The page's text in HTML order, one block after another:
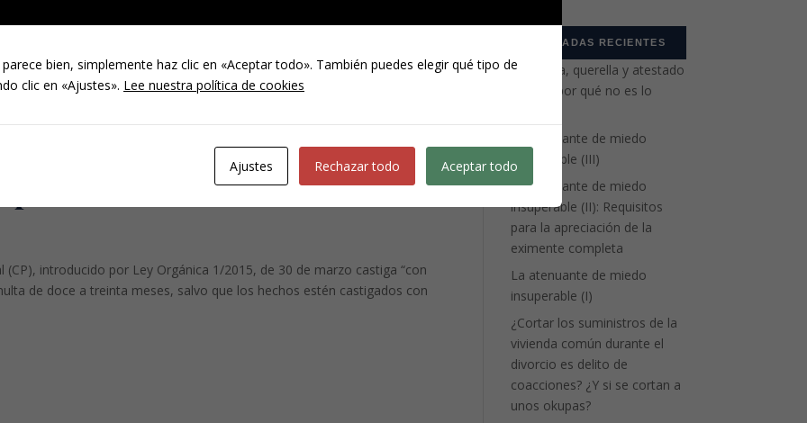
de los trabajadores
de “ciudadanos
de menores de edad.
(CP), introducido por Ley Orgánica 1/2015, de 30 de marzo castiga “con
de doce a treinta meses, salvo que los hechos estén castigados con
ENTRADAS RECIENTES
Denuncia, querella y atestado
policial: por qué no es lo
La atenuante de miedo
insuperable (III)
La atenuante de miedo
insuperable (II): Requisitos
para la apreciación de la
eximente completa
La atenuante de miedo
insuperable (I)
¿Cortar los suministros de la
vivienda común durante el
divorcio es delito de
coacciones? ¿Y si se cortan a
unos okupas?
bien, simplemente haz clic en «Aceptar todo». También puedes elegir qué tipo de
clic en «Ajustes». Lee nuestra política de cookies
Ajustes Rechazar todo Aceptar todo